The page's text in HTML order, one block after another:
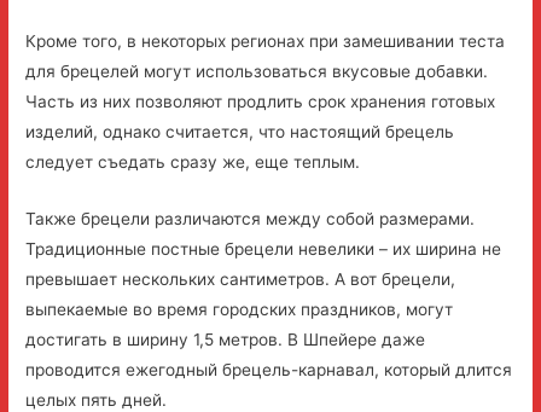
Кроме того, в некоторых регионах при замешивании теста
для брецелей могут использоваться вкусовые добавки.
Часть из них позволяют продлить срок хранения готовых
изделий, однако считается, что настоящий брецель
следует съедать сразу же, еще теплым.
Также брецели различаются между собой размерами.
Традиционные постные брецели невелики – их ширина не
превышает нескольких сантиметров. А вот брецели,
выпекаемые во время городских праздников, могут
достигать в ширину 1,5 метров. В Шпейере даже
проводится ежегодный брецель-карнавал, который длится
целых пять дней.